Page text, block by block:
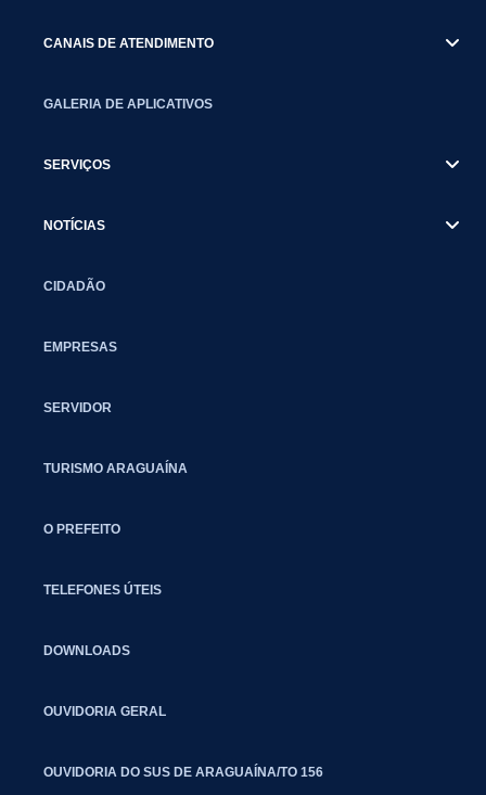
CANAIS DE ATENDIMENTO
GALERIA DE APLICATIVOS
SERVIÇOS
NOTÍCIAS
CIDADÃO
EMPRESAS
SERVIDOR
TURISMO ARAGUAÍNA
O PREFEITO
TELEFONES ÚTEIS
DOWNLOADS
OUVIDORIA GERAL
OUVIDORIA DO SUS DE ARAGUAÍNA/TO 156